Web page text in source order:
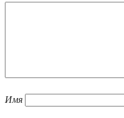
Имя